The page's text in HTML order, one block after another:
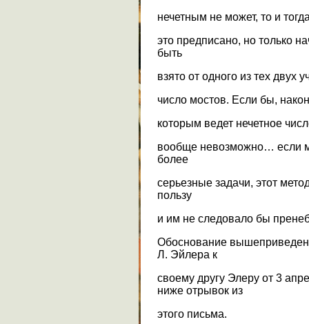
нечетным не может, то и
это предписано, но только
быть
взято от одного из тех двух
число мостов. Если бы,
которым ведет нечетное
вообще невозможно… если
более
серьезные задачи, этот
пользу
и им не следовало бы
Обоснование
Л. Эйлера к
своему другу Элеру от 3
ниже отрывок из
этого письма.